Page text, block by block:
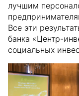
лучшим
Все эти
банка «Центр-
социальных